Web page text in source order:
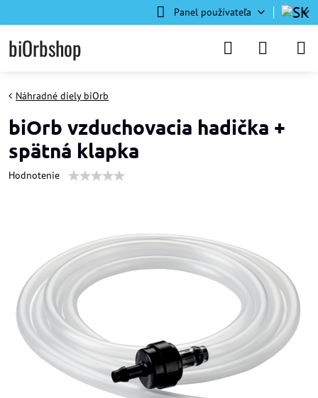
Panel používateľa
biOrbshop
Náhradné diely biOrb
biOrb vzduchovacia hadička +
spätná klapka
Hodnotenie